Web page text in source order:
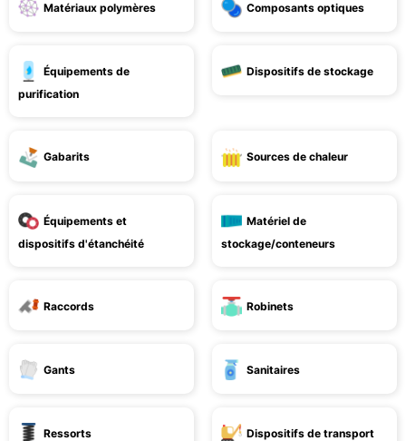
Matériaux polymères Composants optiques
Équipements de
purification
Dispositifs de stockage
Gabarits Sources de chaleur
Équipements et
dispositifs d'étanchéité
Matériel de
stockage/conteneurs
Raccords Robinets
Gants Sanitaires
Ressorts Dispositifs de transport